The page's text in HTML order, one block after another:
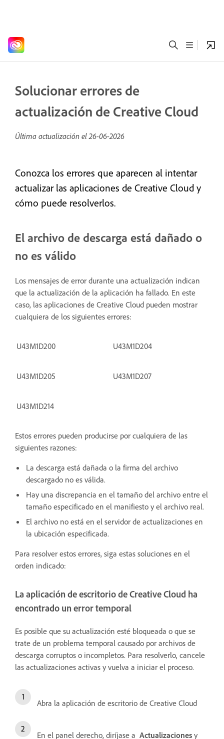
Solucionar errores de
actualización de Creative Cloud
Última actualización el26-06-2026
Conozca los errores que aparecen al intentar
actualizar las aplicaciones de Creative Cloud y
cómo puede resolverlos.
El archivo de descarga está dañado o
no es válido
Los mensajes de error durante una actualización indican
que la actualización de la aplicación ha fallado. En este
caso, las aplicaciones de Creative Cloud pueden mostrar
cualquiera de los siguientes errores:
U43M1D200 U43M1D204
U43M1D205 U43M1D207
U43M1D214
Estos errores pueden producirse por cualquiera de las
siguientes razones:
La descarga está dañada o la firma del archivo
descargado no es válida.
Hay una discrepancia en el tamaño del archivo entre el
tamaño especificado en el manifiesto y el archivo real.
El archivo no está en el servidor de actualizaciones en
la ubicación especificada.
Para resolver estos errores, siga estas soluciones en el
orden indicado:
La aplicación de escritorio de Creative Cloud ha
encontrado un error temporal
Es posible que su actualización esté bloqueada o que se
trate de un problema temporal causado por archivos de
descarga corruptos o incompletos. Para resolverlo, cancele
las actualizaciones activas y vuelva a iniciar el proceso.
Abra la aplicación de escritorio de Creative Cloud
En el panel derecho, diríjase a Actualizaciones y